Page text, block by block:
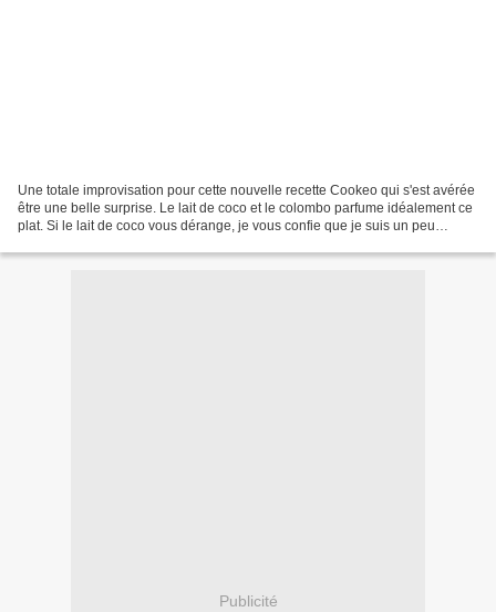
Une totale improvisation pour cette nouvelle recette Cookeo qui s'est avérée
être une belle surprise. Le lait de coco et le colombo parfume idéalement ce
plat. Si le lait de coco vous dérange, je vous confie que je suis un peu
Publicité